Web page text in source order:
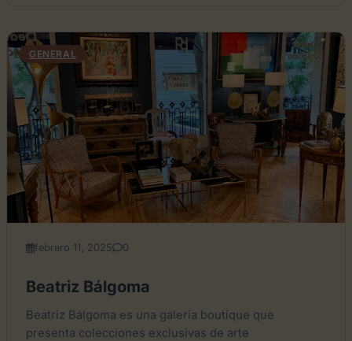
GENERAL
febrero 11, 2025 0
Beatriz Bálgoma
Beatriz Bálgoma es una galería boutique que
presenta colecciones exclusivas de arte